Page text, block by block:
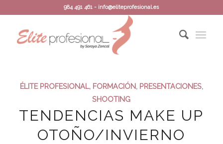
984 491 461 - info@eliteprofesional.es
ÉLITE PROFESIONAL, FORMACIÓN, PRESENTACIONES,
SHOOTING
TENDENCIAS MAKE UP
OTOÑO/INVIERNO